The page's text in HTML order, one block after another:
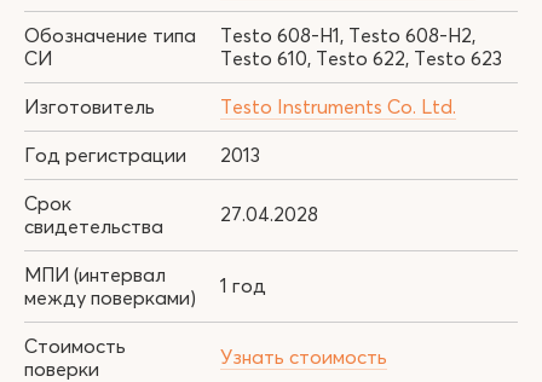
Обозначение типа
СИ
Testo 608-Н1, Testo 608-Н2,
Testo 610, Testo 622, Testo 623
Изготовитель
Testo Instruments Co. Ltd.
Год регистрации
2013
Срок
свидетельства
27.04.2028
МПИ (интервал
между поверками)
1 год
Стоимость
поверки
Узнать стоимость